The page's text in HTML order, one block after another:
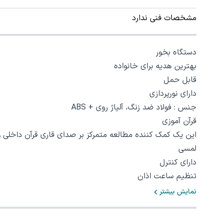
مشخصات فنی ندارد
دستگاه بخور
بهترین هدیه برای خانواده
قابل حمل
دارای نورپردازی
جنس : فولاد ضد زنگ، آلیاژ روی + ABS‏
قرآن آموزی
این یک کمک کننده مطالعه متمرکز بر صدای قاری قرآن داخلی و 17 مترجم زبان
لمسی
دارای کنترل
تنظیم ساعت اذان
نمایش بیشتر